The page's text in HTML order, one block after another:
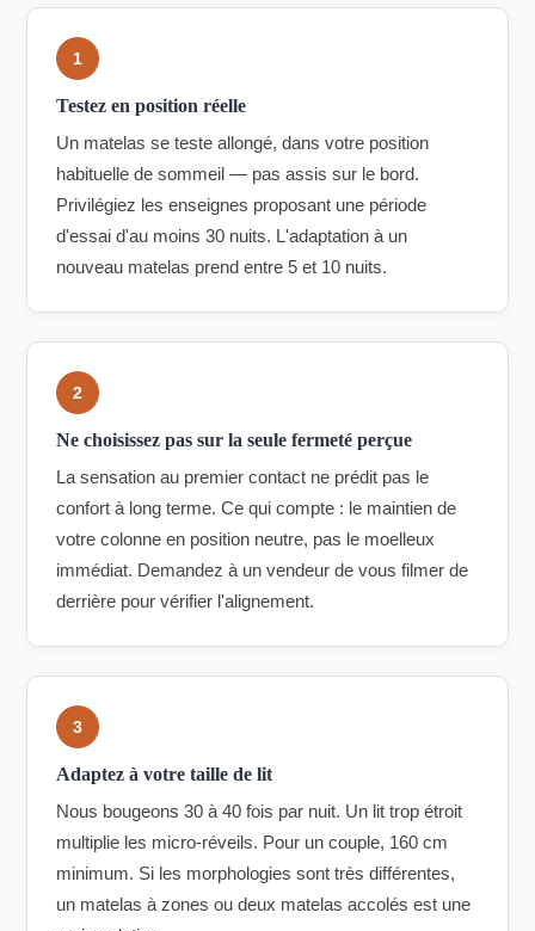
1
Testez en position réelle
Un matelas se teste allongé, dans votre position
habituelle de sommeil — pas assis sur le bord.
Privilégiez les enseignes proposant une période
d'essai d'au moins 30 nuits. L'adaptation à un
nouveau matelas prend entre 5 et 10 nuits.
2
Ne choisissez pas sur la seule fermeté perçue
La sensation au premier contact ne prédit pas le
confort à long terme. Ce qui compte : le maintien de
votre colonne en position neutre, pas le moelleux
immédiat. Demandez à un vendeur de vous filmer de
derrière pour vérifier l'alignement.
3
Adaptez à votre taille de lit
Nous bougeons 30 à 40 fois par nuit. Un lit trop étroit
multiplie les micro-réveils. Pour un couple, 160 cm
minimum. Si les morphologies sont très différentes,
un matelas à zones ou deux matelas accolés est une